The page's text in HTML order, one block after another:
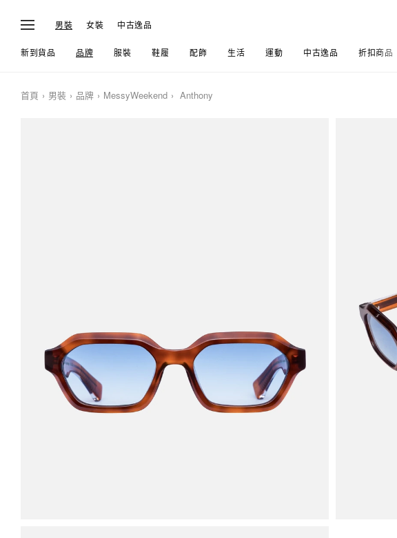
男裝 女裝 中古逸品
新到貨品 品牌 服裝 鞋履 配飾 生活 運動 中古逸品 折扣商品
首頁 男裝 品牌 MessyWeekend Anthony